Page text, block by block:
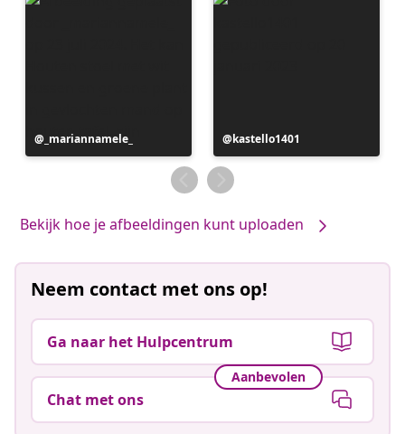
Bericht
gepubliceerd
_mariannamele_
Bericht
gepubliceerd
door
kastello1401
Bekijk hoe je afbeeldingen kunt uploaden
Neem contact met ons op!
Ga naar het Hulpcentrum
Aanbevolen
Chat met ons